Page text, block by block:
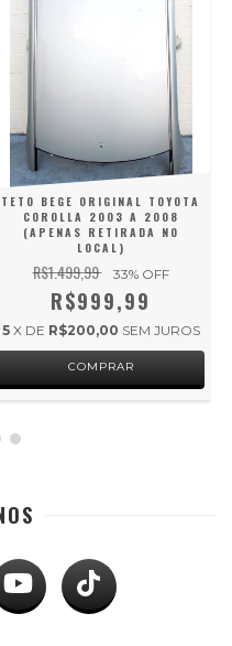
TETO BEGE ORIGINAL TOYOTA
COROLLA 2003 A 2008
(APENAS RETIRADA NO
LOCAL)
R$1.499,99 33% OFF
R$999,99
5 X DE R$200,00 SEM JUROS
COMPRAR